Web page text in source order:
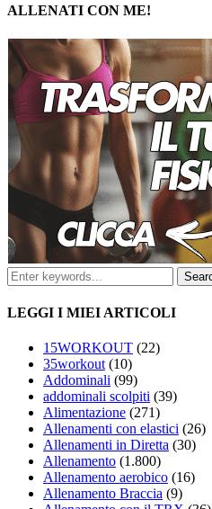
ALLENATI CON ME!
LEGGI I MIEI ARTICOLI
15WORKOUT (22)
35workout (10)
Addominali (99)
addominali scolpiti (39)
Alimentazione (271)
Allenamenti con elastici (26)
Allenamenti in Diretta (30)
Allenamento (1.800)
Allenamento aerobico (16)
Allenamento Braccia (9)